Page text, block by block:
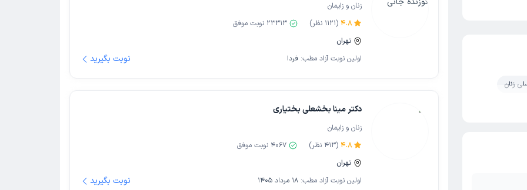
زنان و زایمان
4.8
(
1121 نظر) 23313 نوبت موفق
تهران
اولین نوبت آزاد مطب: فردا نوبت بگیرید
دکتر مینا بخشعلی بختیاری
زنان و زایمان
4.8
(
413 نظر) 4067 نوبت موفق
تهران
اولین نوبت آزاد مطب: 18 مرداد 1405 نوبت بگیرید
زنان